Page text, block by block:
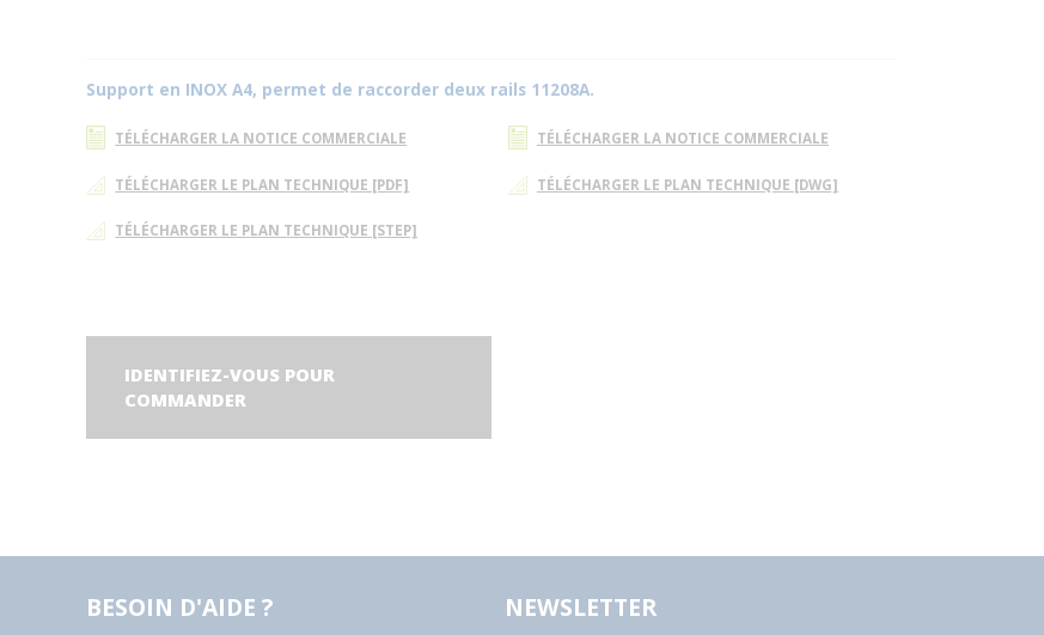
Support en INOX A4, permet de raccorder deux rails 11208A.
TÉLÉCHARGER LA NOTICE COMMERCIALE TÉLÉCHARGER LA NOTICE COMMERCIALE
TÉLÉCHARGER LE PLAN TECHNIQUE [PDF] TÉLÉCHARGER LE PLAN TECHNIQUE [DWG]
TÉLÉCHARGER LE PLAN TECHNIQUE [STEP]
IDENTIFIEZ-VOUS POUR
COMMANDER
BESOIN D'AIDE ? NEWSLETTER